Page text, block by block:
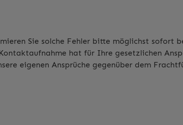
Sie solche Fehler bitte möglichst sofort
hat für Ihre gesetzlichen
eigenen Ansprüche gegenüber dem